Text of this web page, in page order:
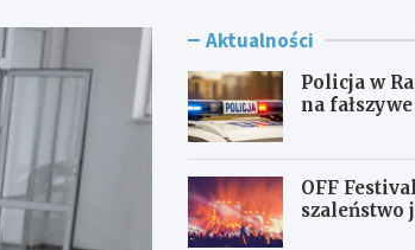
Aktualności
Policja w
na
OFF
szaleństwo